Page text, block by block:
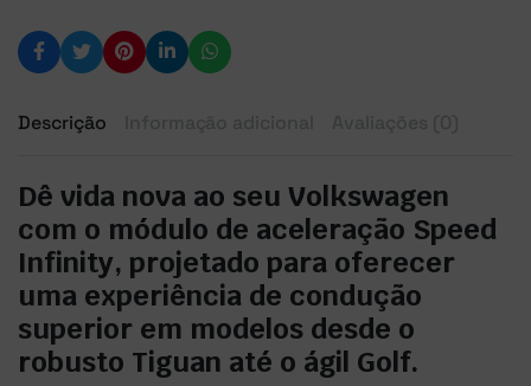
Descrição
Dê vida nova ao seu Volkswagen
com o módulo de aceleração Speed
Infinity, projetado para oferecer
uma experiência de condução
superior em modelos desde o
robusto Tiguan até o ágil Golf.